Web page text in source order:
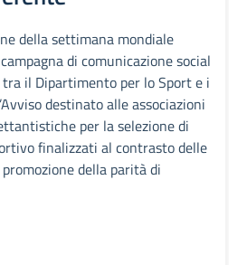
della settimana mondiale
di comunicazione social
il Dipartimento per lo Sport e i
destinato alle associazioni
per la selezione di
finalizzati al contrasto delle
della parità di